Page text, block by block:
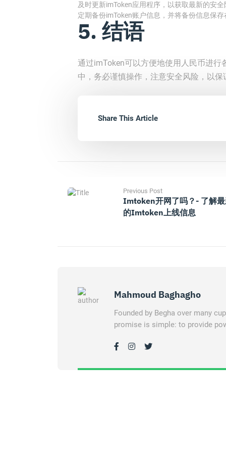
及时更新imToken应用程序，以获取最新的安
定期备份imToken账户信息，并将备份信息保
5. 结语
通过imToken可以方便地使用人民币进
中，务必谨慎操作，注意安全风险，以保
Share This Article
Previous Post
Imtoken开网了吗？- 了解
的imtoken上线信息
Mahmoud Baghagho
Founded by Begha over many
promise is simple: to provide